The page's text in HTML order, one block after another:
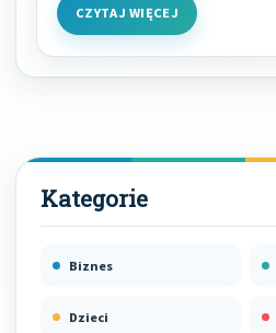
CZYTAJ WIĘCEJ
Biznes
Dzieci